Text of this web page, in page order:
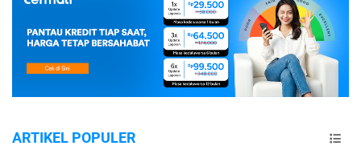
ARTIKEL POPULER